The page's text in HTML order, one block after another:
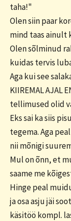
taha!"
Olen siin paar
mind taas ainult
Olen sõlminud
kuidas tervis
Aga kui see
KIIREMAL AJAL
tellimused olid
Eks sai ka siis
tegema. Aga
nii mõnigi
Mul on õnn, et
saame me
Hinge peal
ja osa asju jäi
käsitöö kompl.